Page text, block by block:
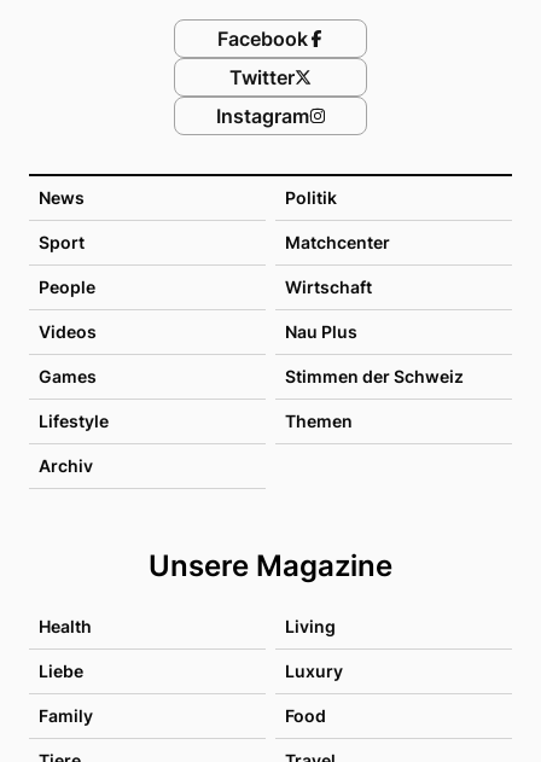
News Politik
Sport Matchcenter
People Wirtschaft
Videos Nau Plus
Games Stimmen der Schweiz
Lifestyle Themen
Archiv
Unsere Magazine
Health Living
Liebe Luxury
Family Food
Facebook
Twitter
Instagram